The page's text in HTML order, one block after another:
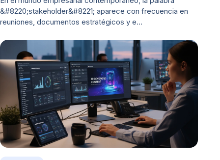
&#8220;stakeholder&#8221; aparece con frecuencia en
reuniones, documentos estratégicos y e…